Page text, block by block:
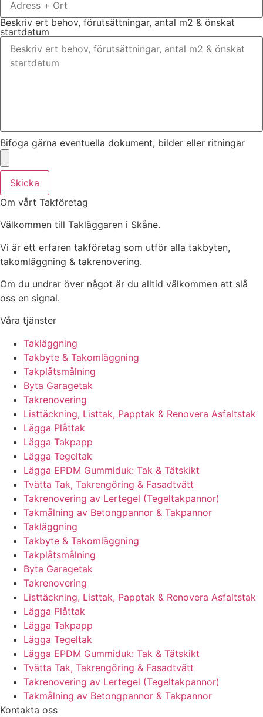
Beskriv ert behov, förutsättningar, antal m2 & önskat
startdatum
Bifoga gärna eventuella dokument, bilder eller ritningar
Skicka
Om vårt Takföretag
Välkommen till Takläggaren i Skåne.
Vi är ett erfaren takföretag som utför alla takbyten,
takomläggning & takrenovering.
Om du undrar över något är du alltid välkommen att slå
oss en signal.
Våra tjänster
Takläggning
Takbyte & Takomläggning
Takplåtsmålning
Byta Garagetak
Takrenovering
Listtäckning, Listtak, Papptak & Renovera Asfaltstak
Lägga Plåttak
Lägga Takpapp
Lägga Tegeltak
Lägga EPDM Gummiduk: Tak & Tätskikt
Tvätta Tak, Takrengöring & Fasadtvätt
Takrenovering av Lertegel (Tegeltakpannor)
Takmålning av Betongpannor & Takpannor
Takläggning
Takbyte & Takomläggning
Takplåtsmålning
Byta Garagetak
Takrenovering
Listtäckning, Listtak, Papptak & Renovera Asfaltstak
Lägga Plåttak
Lägga Takpapp
Lägga Tegeltak
Lägga EPDM Gummiduk: Tak & Tätskikt
Tvätta Tak, Takrengöring & Fasadtvätt
Takrenovering av Lertegel (Tegeltakpannor)
Takmålning av Betongpannor & Takpannor
Kontakta oss